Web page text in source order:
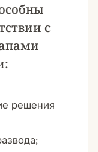
с
решения